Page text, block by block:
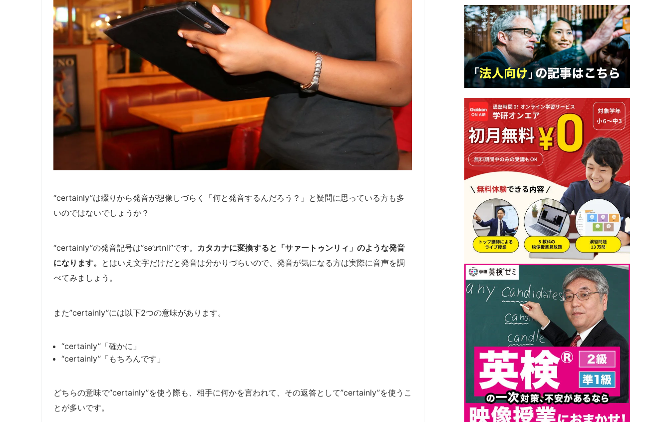
“certainly”は綴りから発音が想像しづらく「何と発音するんだろう？」と疑問に思っている方も多
いのではないでしょうか？
“certainly”の発音記号は”sə’:rtnli”です。 カタカナに変換すると「サァートゥンリィ」のような発音
になります。 とはいえ文字だけだと発音は分かりづらいので、発音が気になる方は実際に音声を調
べてみましょう。
また”certainly”には以下2つの意味があります。
“certainly”「確かに」
“certainly”「もちろんです」
どちらの意味で”certainly”を使う際も、相手に何かを言われて、その返答として”certainly”を使うこ
とが多いです。